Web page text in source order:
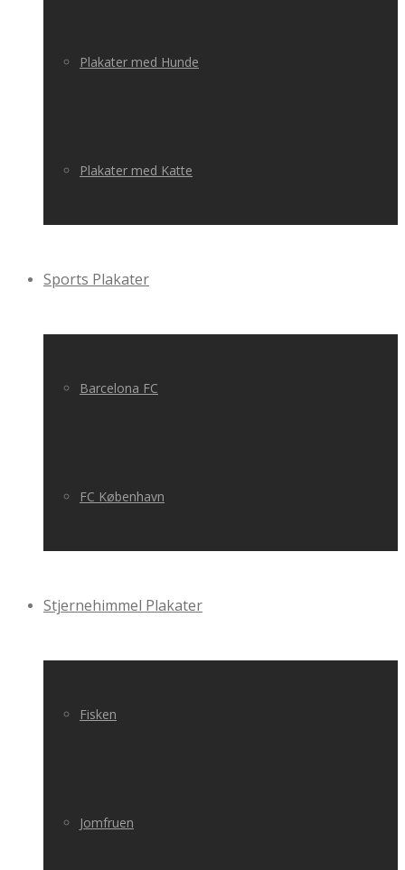
Plakater med Hunde
Plakater med Katte
Sports Plakater
Barcelona FC
FC København
Stjernehimmel Plakater
Fisken
Jomfruen